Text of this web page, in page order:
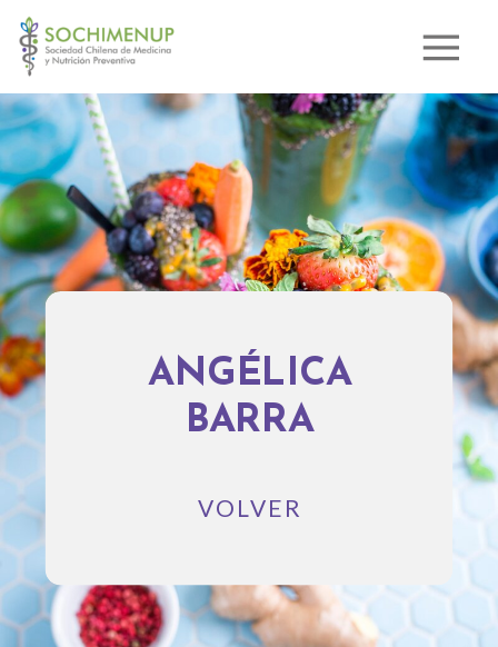
ANGÉLICA
BARRA
VOLVER